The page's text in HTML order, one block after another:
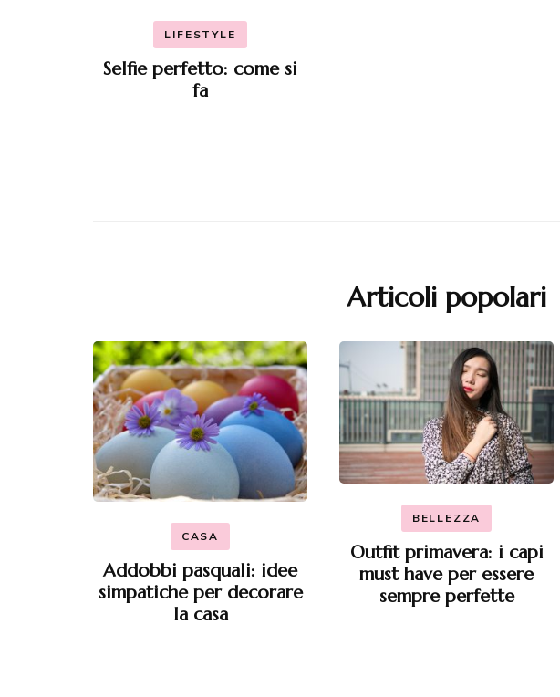
LIFESTYLE
Selfie perfetto: come si
fa
Articoli popolari
CASA
Addobbi pasquali: idee
simpatiche per decorare
la casa
BELLEZZA
Outfit primavera: i capi
must have per essere
sempre perfette